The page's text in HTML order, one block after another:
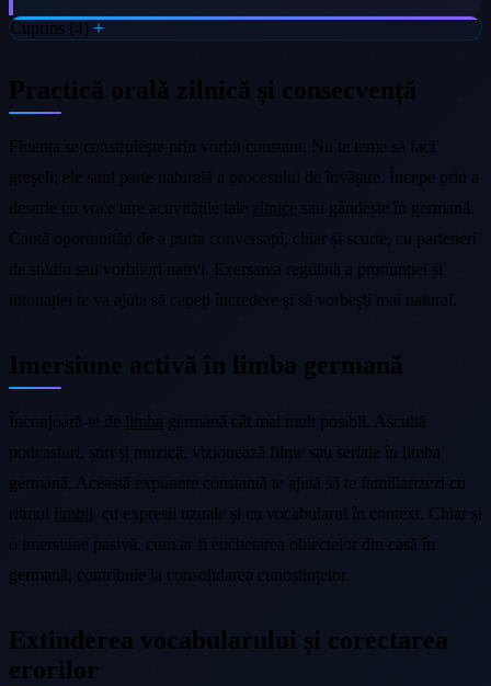
Cuprins (4)
Practică orală zilnică și consecvență
Fluența se construiește prin vorbit constant. Nu te teme să faci
greșeli; ele sunt parte naturală a procesului de învățare. Începe prin a
descrie cu voce tare activitățile tale zilnice sau gândește în germană.
Caută oportunități de a purta conversații, chiar și scurte, cu parteneri
de studiu sau vorbitori nativi. Exersarea regulată a pronunției și
intonației te va ajuta să capeți încredere și să vorbești mai natural.
Imersiune activă în limba germană
Înconjoară-te de limba germană cât mai mult posibil. Ascultă
podcasturi, știri și muzică, vizionează filme sau seriale în limba
germană. Această expunere constantă te ajută să te familiarizezi cu
ritmul limbii, cu expresii uzuale și cu vocabularul în context. Chiar și
o imersiune pasivă, cum ar fi etichetarea obiectelor din casă în
germană, contribuie la consolidarea cunoștințelor.
Extinderea vocabularului și corectarea
erorilor